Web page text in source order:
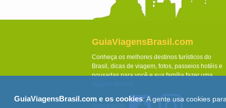
GuiaViagensBrasil.com
Conheça os melhores destinos turísticos do
Brasil, dicas de viagem, fotos, passeios hotéis e
pousadas para você e sua família fazer uma
viagem incrível.
Acompanhe:
GuiaViagensBrasil.com e os cookies: A gente usa cookies